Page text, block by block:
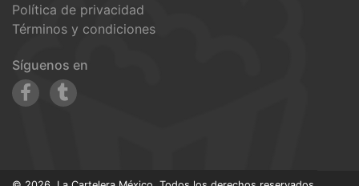
Política de privacidad
Términos y condiciones
Síguenos en